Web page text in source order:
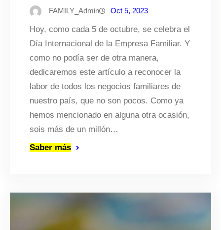
FAMILY_Admin Oct 5, 2023
Hoy, como cada 5 de octubre, se celebra el
Día Internacional de la Empresa Familiar. Y
como no podía ser de otra manera,
dedicaremos este artículo a reconocer la
labor de todos los negocios familiares de
nuestro país, que no son pocos. Como ya
hemos mencionado en alguna otra ocasión,
sois más de un millón…
Saber más